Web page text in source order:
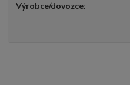
Výrobce/dovozce